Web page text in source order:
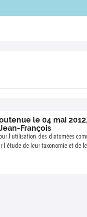
le 04 mai
François
l'utilisation des diatomées
l'étude de leur taxonomie et de